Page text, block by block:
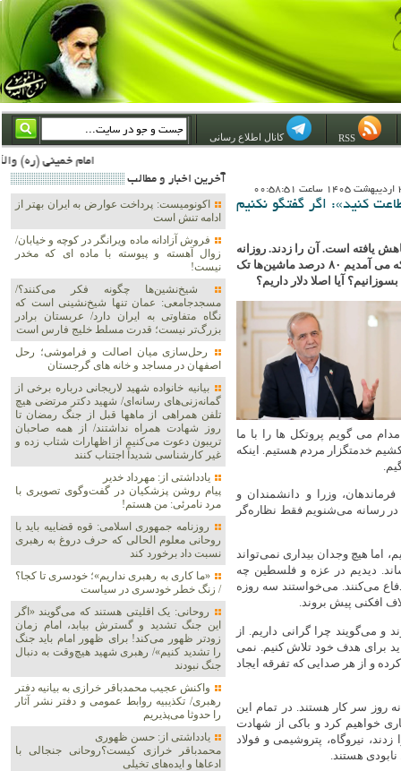
کانال اطلاع رسانی
امام خمینی (ره) والله اسلام تمامش سیاست است؛ ***** امام شهید: به گفتار امام و کردار امام اهتمام بورزید ***** امام خمینی(ره): ان شاء الله ما اندوه دلمان را در وقت مناسب با انتقام از امریکا و
کنید»: اگر گفتگو نکنیم‌
یافته است. آن را زدند. روزانه
۱۰۰ میلیون لیتر تولید می‌کنیم. نیاز ما روزانه ۱۵۰ میلیون لیتر است. الان که می آمدیم ۸۰ درصد ماشین‌ها تک
آیا اصلا دلار داریم؟
می گویم‌ پروتکل ها را با ما
خدمتگزار مردم هستیم. اینکه
وزرا و دانشمندان و
در رسانه می‌شنویم فقط نظاره‌گر
اما هیچ وجدان بیداری نمی‌تواند
دیدیم در عزه و فلسطین چه
می‌کنند. می‌خواستند سه روزه
افکنی پیش بروند.
و می‌گویند چرا گرانی داریم. از
برای هدف خود تلاش کنیم. نمی
و از هر صدایی که تفرقه ایجاد
روز سر کار هستند. در تمام این
خواهیم کرد و باکی از شهادت
مترمکعب گاز ما را زدند، نیروگاه، پتروشیمی و فولاد
هستند.
آخرين اخبار و مطالب
اکونومیست: پرداخت عوارض به ایران بهتر از
ادامه تنش است
فروش آزادانه ماده ویرانگر در کوچه و خیابان/
زوال آهسته و پیوسته با ماده ای که مخدر
نیست!
شیخ‌نشین‌ها چگونه فکر می‌کنند؟/
مسجدجامعی: عمان تنها شیخ‌نشینی است که
نگاه متفاوتی به ایران دارد/ عربستان برادر
بزرگ‌تر نیست؛ قدرت مسلط خلیج فارس است
رحل‌سازی میان اصالت و فراموشی؛ رحل
اصفهان در مساجد و خانه های گرجستان
بیانیه خانواده شهید لاریجانی درباره برخی از
گمانه‌زنی‌های رسانه‌ای/ شهید دکتر مرتضی هیچ
تلفن همراهی از ماهها قبل از جنگ رمضان تا
روز شهادت همراه نداشتند/ از همه صاحبان
تریبون دعوت می‌کنیم از اظهارات شتاب زده و
غیر کارشناسی شدیداً اجتناب کنند
یادداشتی از: مهرداد خدیر
پیام روشن پزشکیان در گفت‌و‌گوی تصویری با
مرد نامرئی: من هستم!
روزنامه جمهوری اسلامی: قوه قضاییه باید با
روحانی معلوم الحالی که حرف دروغ به رهبری
نسبت داد برخورد کند
«ما کاری به رهبری نداریم»؛ خودسری تا کجا؟
/ زنگ خطر خودسری در سیاست
روحانی: یک اقلیتی هستند که می‌گویند «اگر
این جنگ تشدید و گسترش بیابد، امام زمان
زودتر ظهور می‌کند! برای ظهور امام باید جنگ
را تشدید کنیم»/ رهبری شهید هیچ‌وقت به دنبال
جنگ نبودند
واکنش عجیب محمدباقر خرازی به بیانیه دفتر
رهبری/ تکذیبیه روابط عمومی و دفتر نشر آثار
را حدوثا می‌پذیریم
یادداشتی از: حسن ظهوری
محمدباقر خرازی کیست؟روحانی جنجالی با
ادعاها و ایده‌های تخیلی